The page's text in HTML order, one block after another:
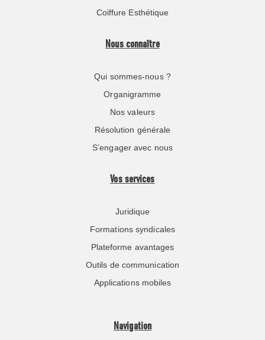
Coiffure Esthétique
Nous connaître
Qui sommes-nous ?
Organigramme
Nos valeurs
Résolution générale
S’engager avec nous
Vos services
Juridique
Formations syndicales
Plateforme avantages
Outils de communication
Applications mobiles
Navigation